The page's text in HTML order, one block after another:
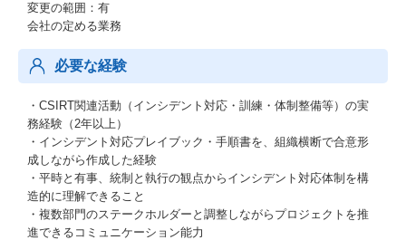
変更の範囲：有
会社の定める業務
必要な経験
・CSIRT関連活動（インシデント対応・訓練・体制整備等）の実
務経験（2年以上）
・インシデント対応プレイブック・手順書を、組織横断で合意形
成しながら作成した経験
・平時と有事、統制と執行の観点からインシデント対応体制を構
造的に理解できること
・複数部門のステークホルダーと調整しながらプロジェクトを推
進できるコミュニケーション能力